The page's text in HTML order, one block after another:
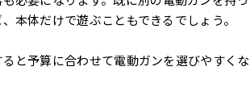
本体だけで遊ぶこともできるでしょう。
と予算に合わせて電動ガンを選びやすくな